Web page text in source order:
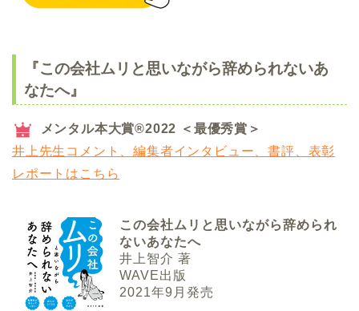
『この会社ムリと思いながら辞められないあ
なたへ』
メンタル本大賞®2022 ＜最優秀賞＞
井上先生コメント、編集者インタビュー、書評、表彰
レポートはこちら
この会社ムリと思いながら辞められ
ないあなたへ
井上智介 著
WAVE出版
2021年9月発売